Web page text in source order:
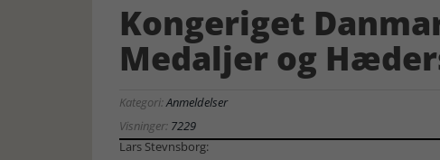
Kongeriget
Medaljer og
Kategori:Anmeldelser
Visninger: 7229
Lars Stevnsborg: